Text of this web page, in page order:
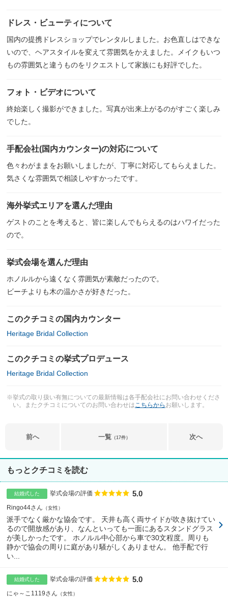
ドレス・ビューティについて
国内の提携ドレスショップでレンタルしました。お色直しはできな
いので、ヘアスタイルを変えて雰囲気をかえました。メイクもいつ
もの雰囲気と違うものをリクエストして家族にも好評でした。
フォト・ビデオについて
終始楽しく撮影ができました。写真が出来上がるのがすごく楽しみ
でした。
手配会社(国内カウンター)の対応について
色々わがままをお願いしましたが、丁寧に対応してもらえました。
気さくな雰囲気で相談しやすかったです。
海外挙式エリアを選んだ理由
ゲストのことを考えると、皆に楽しんでもらえるのはハワイだった
ので。
挙式会場を選んだ理由
ホノルルから遠くなく雰囲気が素敵だったので。
ビーチよりも木の温かさが好きだった。
このクチコミの国内カウンター
Heritage Bridal Collection
このクチコミの挙式プロデュース
Heritage Bridal Collection
※挙式の取り扱い有無についての最新情報は各手配会社にお問い合わせくださ
い。またクチコミについてのお問い合わせはこちらから お願いします。
前へ 一覧（17件） 次へ
もっとクチコミを読む
結婚式した 挙式会場の評価 点数
5.0
Ringo44さん 女性
派手でなく厳かな協会です。 天井も高く両サイドが吹き抜けてい
るので開放感があり、なんといっても一面にあるスタンドグラス
が美しかったです。 ホノルル中心部から車で30文程度。周りも
静かで協会の周りに庭があり騒がしくありません。 他手配で行
い...
結婚式した 挙式会場の評価 点数
5.0
にゃ～こ1119さん 女性